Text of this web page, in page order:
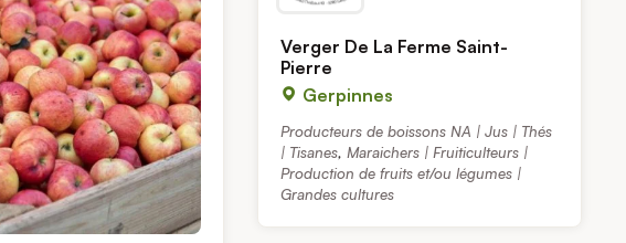
Verger De La Ferme Saint-
Pierre
Gerpinnes
Producteurs de boissons NA | Jus | Thés
| Tisanes, Maraichers | Fruiticulteurs |
Production de fruits et/ou légumes |
Grandes cultures